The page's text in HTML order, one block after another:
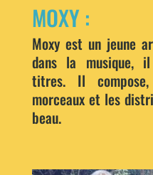
MOXY :
Moxy est un jeune
dans la musique,
titres. Il
morceaux et les
beau.